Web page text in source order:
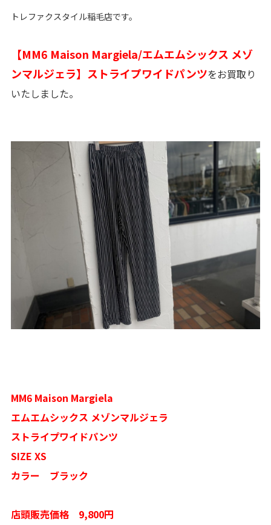
トレファクスタイル稲毛店です。
【MM6 Maison Margiela/エムエムシックス メゾ
ンマルジェラ】ストライプワイドパンツをお買取り
いたしました。
MM6 Maison Margiela
エムエムシックス メゾンマルジェラ
ストライプワイドパンツ
SIZE XS
カラー ブラック
店頭販売価格 9,800円